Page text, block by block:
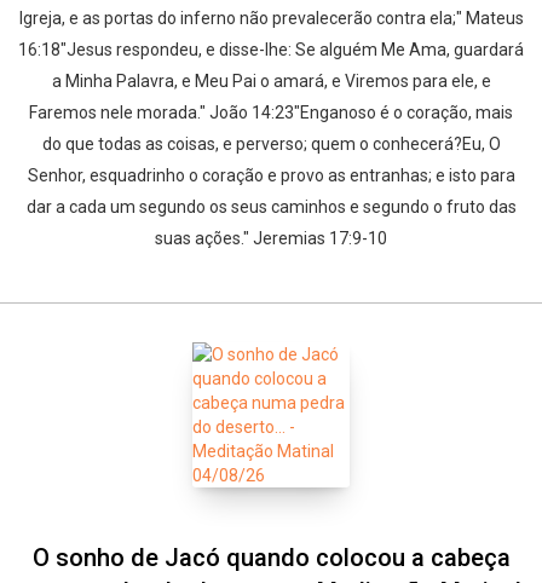
Igreja, e as portas do inferno não prevalecerão contra ela;" Mateus
16:18"Jesus respondeu, e disse-lhe: Se alguém Me Ama, guardará
a Minha Palavra, e Meu Pai o amará, e Viremos para ele, e
Faremos nele morada." João 14:23"Enganoso é o coração, mais
do que todas as coisas, e perverso; quem o conhecerá?Eu, O
Senhor, esquadrinho o coração e provo as entranhas; e isto para
dar a cada um segundo os seus caminhos e segundo o fruto das
suas ações." Jeremias 17:9-10
O sonho de Jacó quando colocou a cabeça